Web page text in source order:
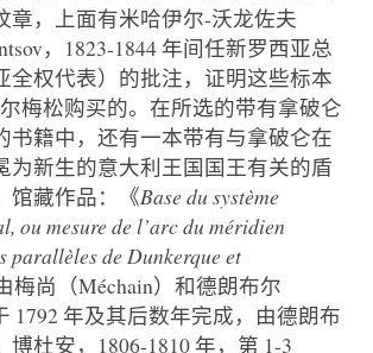
章，上面有米哈伊尔-沃龙佐夫
，1823-1844 年间任新罗西亚总
全权代表）的批注，证明这些标本
梅松购买的。在所选的带有拿破仑
书籍中，还有一本带有与拿破仑在
为新生的意大利王国国王有关的盾
馆藏作品：《Base du système
ou mesure de l’arc du méridien
parallèles de Dunkerque et
梅尚（Méchain）和德朗布尔
1792 年及其后数年完成，由德朗布
杜安，1806-1810 年，第 1-3